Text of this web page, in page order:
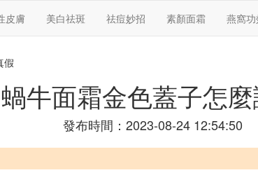
皮膚 美白祛斑 祛痘妙招 素顏面霜 燕窩功
假
牛面霜金色蓋子怎
發布時間：2023-08-24 12:54:50